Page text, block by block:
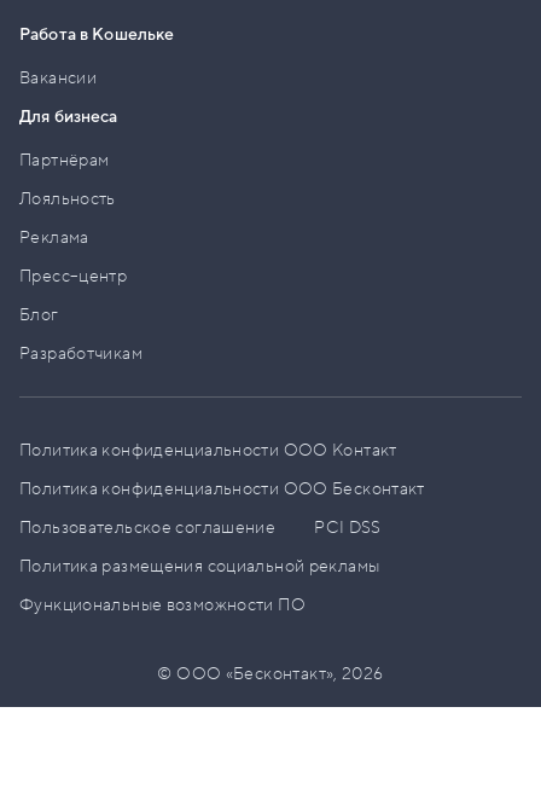
Работа в Кошельке
Вакансии
Для бизнеса
Партнёрам
Лояльность
Реклама
Пресс–центр
Блог
Разработчикам
Политика конфиденциальности ООО Контакт
Политика конфиденциальности ООО Бесконтакт
Пользовательское соглашение
PCI DSS
Политика размещения социальной рекламы
Функциональные возможности ПО
© ООО «Бесконтакт»,2026